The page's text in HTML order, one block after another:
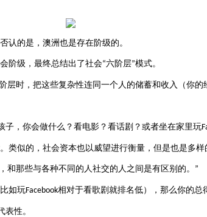
认的是，澳洲也是存在阶级的。
阶级，最终总结出了社会“六阶层”模式。
时，把这些复杂性连同一个人的储蓄和收入（你的
子，你会做什么？看电影？看话剧？或者坐在家里玩
似的，社会资本也以威望进行衡量，但是也是多样
那些与各种不同的人社交的人之间是有区别的。 ”
如玩Facebook相对于看歌剧就排名低），那么你的总
性。